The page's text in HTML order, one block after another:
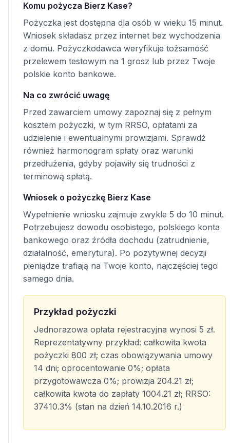
Komu pożycza Bierz Kase?
Pożyczka jest dostępna dla osób w wieku 15 minut.
Wniosek składasz przez internet bez wychodzenia
z domu. Pożyczkodawca weryfikuje tożsamość
przelewem testowym na 1 grosz lub przez Twoje
polskie konto bankowe.
Na co zwrócić uwagę
Przed zawarciem umowy zapoznaj się z pełnym
kosztem pożyczki, w tym RRSO, opłatami za
udzielenie i ewentualnymi prowizjami. Sprawdź
również harmonogram spłaty oraz warunki
przedłużenia, gdyby pojawiły się trudności z
terminową spłatą.
Wniosek o pożyczkę Bierz Kase
Wypełnienie wniosku zajmuje zwykle 5 do 10 minut.
Potrzebujesz dowodu osobistego, polskiego konta
bankowego oraz źródła dochodu (zatrudnienie,
działalność, emerytura). Po pozytywnej decyzji
pieniądze trafiają na Twoje konto, najczęściej tego
samego dnia.
Przykład pożyczki
Jednorazowa opłata rejestracyjna wynosi 5 zł.
Reprezentatywny przykład: całkowita kwota
pożyczki 800 zł; czas obowiązywania umowy
14 dni; oprocentowanie 0%; opłata
przygotowawcza 0%; prowizja 204.21 zł;
całkowita kwota do zapłaty 1004.21 zł; RRSO:
37410.3% (stan na dzień 14.10.2016 r.)